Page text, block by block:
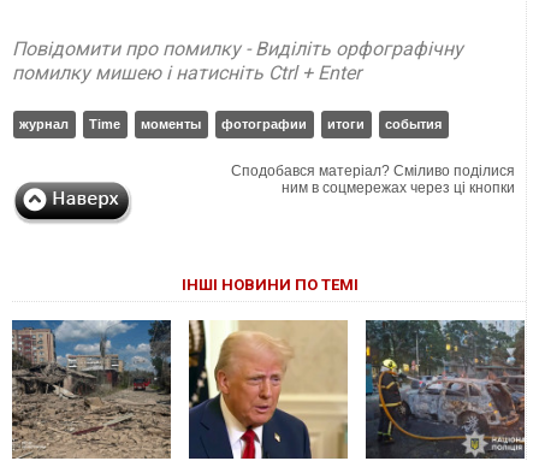
Повідомити про помилку - Виділіть орфографічну
помилку мишею і натисніть Ctrl + Enter
журнал Time моменты фотографии итоги события
Сподобався матеріал? Сміливо поділися
ним в соцмережах через ці кнопки
ІНШІ НОВИНИ ПО ТЕМІ